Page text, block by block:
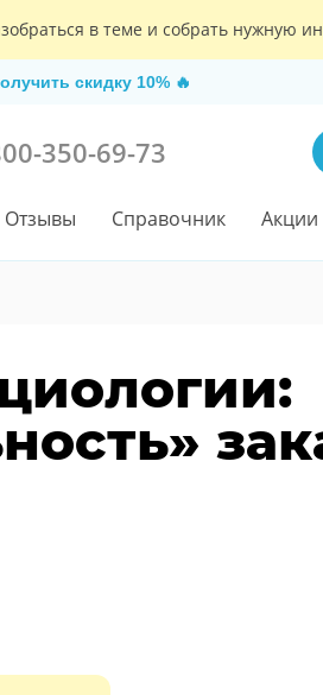
в теме и собрать
скидку 10% 🔥
350-69-73
Отзывы Справочник Акции